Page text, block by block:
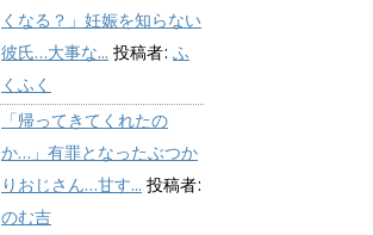
くなる？」妊娠を知らない
彼氏…大事な... 投稿者: ふ
くふく
「帰ってきてくれたの
か…」有罪となったぶつか
りおじさん…甘す... 投稿者:
のむ吉